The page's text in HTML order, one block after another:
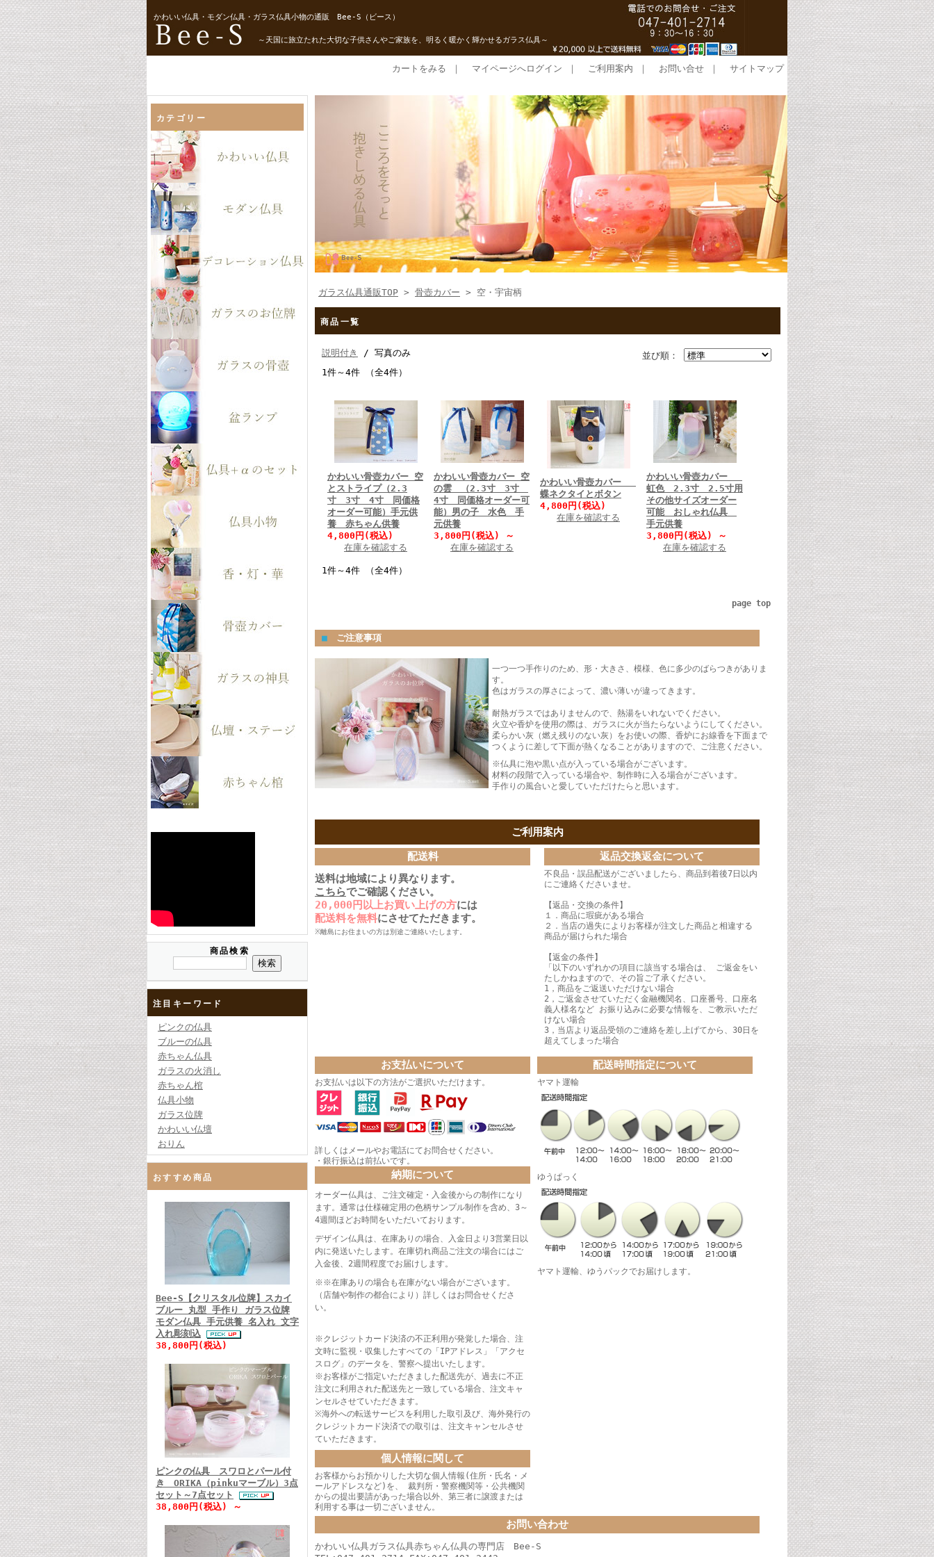
かわいい仏具・モダン仏具・ガラス仏具小物の通販 Bee-S（ビース）
～天国に旅立たれた大切な子供さんやご家族を、明るく暖かく輝かせるガラス仏具～
カートをみる ｜ マイページへログイン ｜ ご利用案内 ｜ お問い合せ ｜ サイトマップ
カテゴリー
商品検索
注目キーワード
ピンクの仏具
ブルーの仏具
赤ちゃん仏具
ガラスの火消し
赤ちゃん棺
仏具小物
ガラス位牌
かわいい仏壇
おりん
おすすめ商品
Bee-S【クリスタル位牌】スカイ
ブルー 丸型 手作り ガラス位牌
モダン仏具 手元供養 名入れ 文字
入れ彫刻込
38,800円(税込)
ピンクの仏具 スワロとパール付
き ORIKA（pinkuマーブル）3点
セット～7点セット
38,800円(税込) ～
ガラス仏具通販TOP > 骨壺カバー > 空・宇宙柄
商品一覧
並び順：
説明付き
/ 写真のみ
1件～4件 （全4件）
かわいい骨壺カバー 空
とストライプ（2.3
寸 3寸 4寸 同価格
オーダー可能）手元供
養 赤ちゃん供養
4,800円(税込)
在庫を確認する
かわいい骨壺カバー 空
の雲 （2.3寸 3寸
4寸 同価格オーダー可
能）男の子 水色 手
元供養
3,800円(税込)
～
在庫を確認する
かわいい骨壺カバー
蝶ネクタイとボタン
4,800円(税込)
在庫を確認する
かわいい骨壺カバー
虹色 2.3寸 2.5寸用
その他サイズオーダー
可能 おしゃれ仏具
手元供養
3,800円(税込)
～
在庫を確認する
1件～4件 （全4件）
page top
■ ご注意事項
一つ一つ手作りのため、形・大きさ、模様、色に多少のばらつきがありま
す。
色はガラスの厚さによって、濃い薄いが違ってきます。
耐熱ガラスではありませんので、熱湯をいれないでください。
火立や香炉を使用の際は、ガラスに火が当たらないようにしてください。
柔らかい灰（燃え残りのない灰）をお使いの際、香炉にお線香を下面まで
つくように差して下面が熱くなることがありますので、ご注意ください。
※仏具に泡や黒い点が入っている場合がございます。
材料の段階で入っている場合や、制作時に入る場合がございます。
手作りの風合いと愛していただけたらと思います。
ご利用案内
配送料
送料は地域により異なります。
こちらでご確認ください。
20,000円以上お買い上げの方には
配送料を無料にさせてただきます。
※離島にお住まいの方は別途ご連絡いたします。
返品交換返金について
不良品・誤品配送がございましたら、商品到着後7日以内
にご連絡くださいませ。
【返品・交換の条件】
１．商品に瑕疵がある場合
２．当店の過失によりお客様が注文した商品と相違する
商品が届けられた場合
【返金の条件】
「以下のいずれかの項目に該当する場合は、 ご返金をい
たしかねますので、その旨ご了承ください。
1，商品をご返送いただけない場合
2，ご返金させていただく金融機関名、口座番号、口座名
義人様名など お振り込みに必要な情報を、ご教示いただ
けない場合
3，当店より返品受領のご連絡を差し上げてから、30日を
超えてしまった場合
お支払いについて
お支払いは以下の方法がご選択いただけます。
詳しくはメールやお電話にてお問合せください。
・銀行振込は前払いです。
配送時間指定について
ヤマト運輸
ゆうぱっく
ヤマト運輸、ゆうパックでお届けします。
納期について
オーダー仏具は、ご注文確定・入金後からの制作になり
ます。通常は仕様確定用の色柄サンプル制作を含め、3～
4週間ほどお時間をいただいております。
デザイン仏具は、在庫ありの場合、入金日より3営業日以
内に発送いたします。在庫切れ商品ご注文の場合にはご
入金後、2週間程度でお届けします。
※※在庫ありの場合も在庫がない場合がございます。
（店舗や制作の都合により）詳しくはお問合せくださ
い。
※クレジットカード決済の不正利用が発覚した場合、注
文時に監視・収集したすべての「IPアドレス」「アクセ
スログ」のデータを、警察へ提出いたします。
※お客様がご指定いただきました配送先が、過去に不正
注文に利用された配送先と一致している場合、注文キャ
ンセルさせていただきます。
※海外への転送サービスを利用した取引及び、海外発行の
クレジットカード決済での取引は、注文キャンセルさせ
ていただきます。
個人情報に関して
お客様からお預かりした大切な個人情報(住所・氏名・メ
ールアドレスなど)を、 裁判所・警察機関等・公共機関
からの提出要請があった場合以外、第三者に譲渡または
利用する事は一切ございません。
お問い合わせ
かわいい仏具ガラス仏具赤ちゃん仏具の専門店 Bee-S